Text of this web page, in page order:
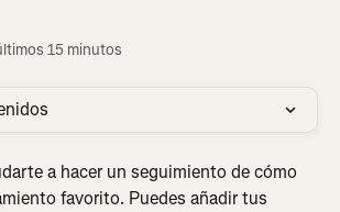
15 minutos
a hacer un seguimiento de cómo
favorito. Puedes añadir tus